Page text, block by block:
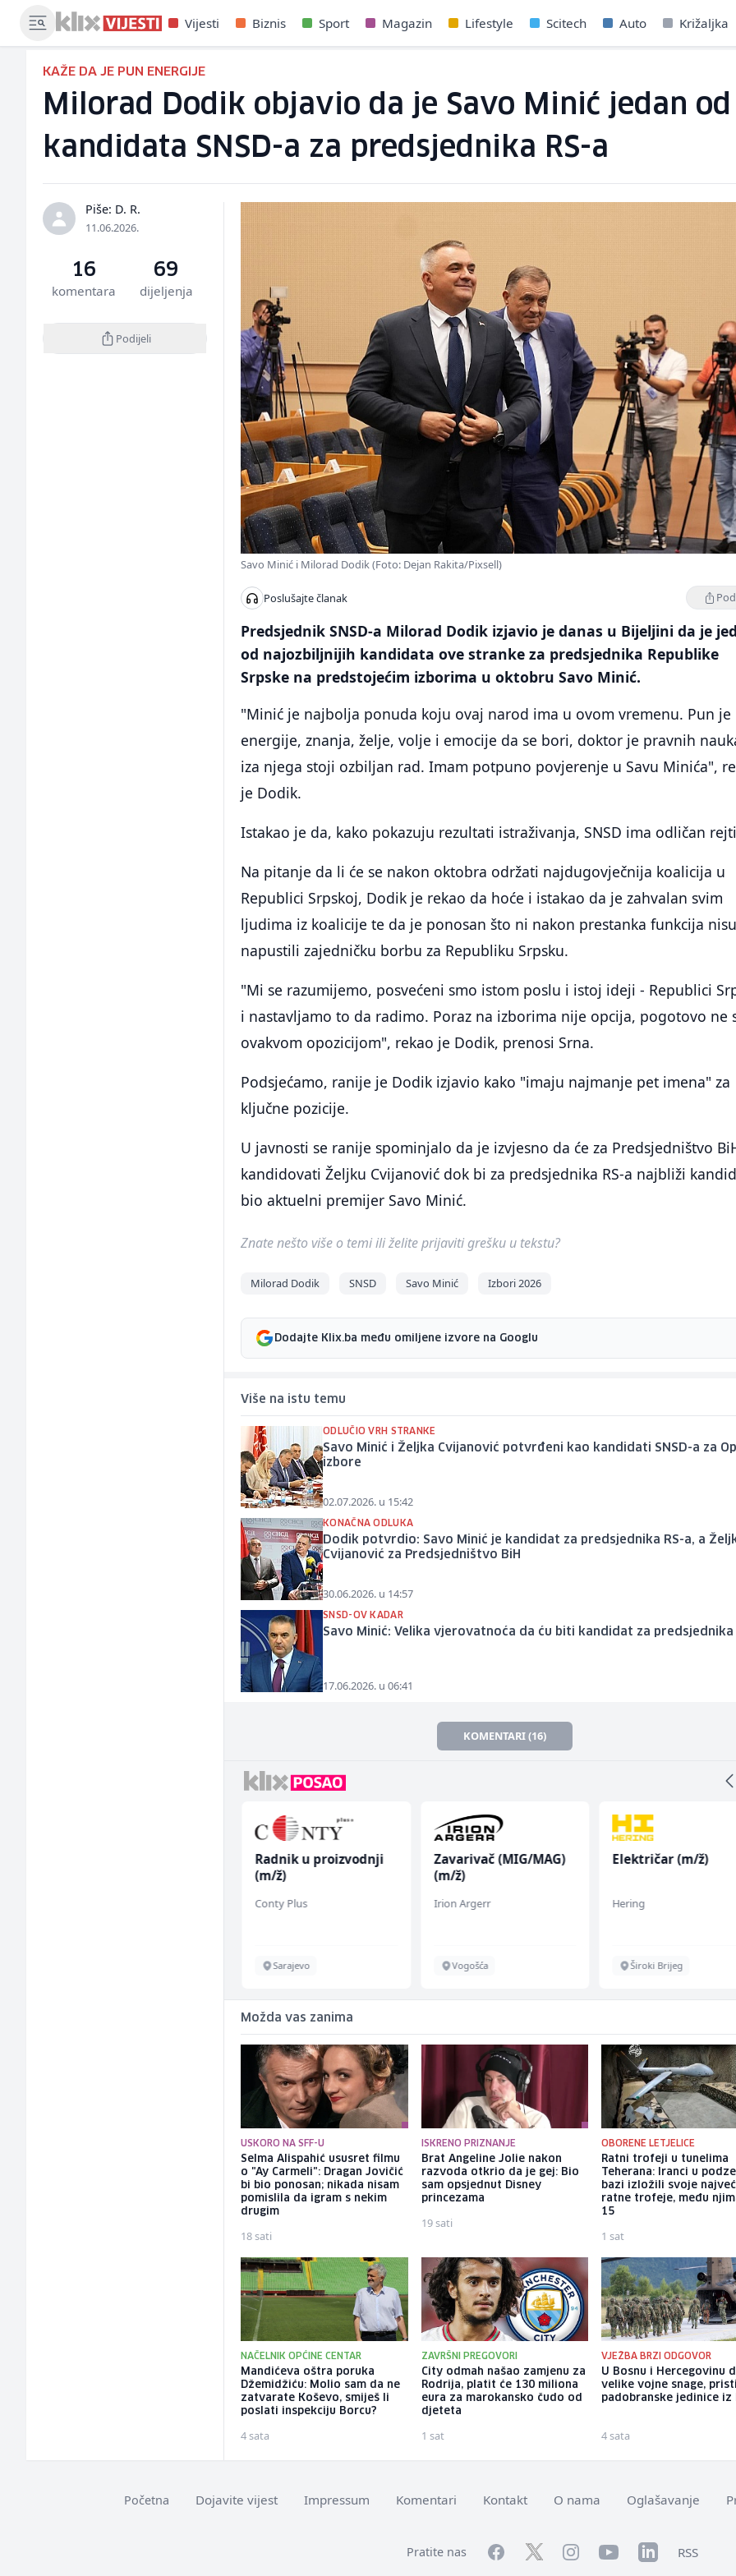
Vijesti Biznis Sport Magazin Lifestyle Scitech Auto Križaljka
KAŽE DA JE PUN ENERGIJE
Milorad Dodik objavio da je Savo Minić jedan
kandidata SNSD-a za predsjednika RS-a
Piše: D. R.
11.06.2026.
16
komentara
69
dijeljenja
Podijeli
Savo Minić i Milorad Dodik (Foto: Dejan Rakita/Pixsell)
Poslušajte članak
Predsjednik SNSD-a Milorad Dodik izjavio je danas u Bijeljini da je
od najozbiljnijih kandidata ove stranke za predsjednika Republike
Srpske na predstojećim izborima u oktobru Savo Minić.
"Minić je najbolja ponuda koju ovaj narod ima u ovom vremenu. Pun je
energije, znanja, želje, volje i emocije da se bori, doktor je pravnih
iza njega stoji ozbiljan rad. Imam potpuno povjerenje u Savu Minića",
je Dodik.
Istakao je da, kako pokazuju rezultati istraživanja, SNSD ima odličan
Na pitanje da li će se nakon oktobra održati najdugovječnija koalicija u
Republici Srpskoj, Dodik je rekao da hoće i istakao da je zahvalan svim
ljudima iz koalicije te da je ponosan što ni nakon prestanka funkcija nisu
napustili zajedničku borbu za Republiku Srpsku.
"Mi se razumijemo, posvećeni smo istom poslu i istoj ideji - Republici
i nastavljamo to da radimo. Poraz na izborima nije opcija, pogotovo ne
ovakvom opozicijom", rekao je Dodik, prenosi Srna.
Podsjećamo, ranije je Dodik izjavio kako "imaju najmanje pet imena" za
ključne pozicije.
U javnosti se ranije spominjalo da je izvjesno da će za Predsjedništvo
kandidovati Željku Cvijanović dok bi za predsjednika RS-a najbliži
bio aktuelni premijer Savo Minić.
Znate nešto više o temi ili želite prijaviti grešku u tekstu?
Milorad Dodik SNSD Savo Minić Izbori 2026
Dodajte Klix.ba među omiljene izvore na Googlu
Više na istu temu
ODLUČIO VRH STRANKE
Savo Minić i Željka Cvijanović potvrđeni kao kandidati SNSD-a za
izbore
02.07.2026. u 15:42
KONAČNA ODLUKA
Dodik potvrdio: Savo Minić je kandidat za predsjednika RS-a, a
Cvijanović za Predsjedništvo BiH
30.06.2026. u 14:57
SNSD-OV KADAR
Savo Minić: Velika vjerovatnoća da ću biti kandidat za predsjednika
17.06.2026. u 06:41
KOMENTARI (16)
Radnik u proizvodnji
(m/ž)
Conty Plus
Sarajevo
Zavarivač (MIG/MAG)
(m/ž)
Irion Argerr
Vogošća
Električar (m/ž)
Hering
Široki Brijeg
Možda vas zanima
USKORO NA SFF-U
Selma Alispahić ususret filmu
o "Ay Carmeli": Dragan Jovičić
bi bio ponosan; nikada nisam
pomislila da igram s nekim
drugim
18 sati
ISKRENO PRIZNANJE
Brat Angeline Jolie nakon
razvoda otkrio da je gej: Bio
sam opsjednut Disney
princezama
19 sati
OBORENE LETJELICE
Ratni trofeji u tunelima
Teherana: Iranci u
bazi izložili svoje
ratne trofeje, među
15
1 sat
NAČELNIK OPĆINE CENTAR
Mandićeva oštra poruka
Džemidžiću: Molio sam da ne
zatvarate Koševo, smiješ li
poslati inspekciju Borcu?
4 sata
ZAVRŠNI PREGOVORI
City odmah našao zamjenu za
Rodrija, platit će 130 miliona
eura za marokansko čudo od
djeteta
1 sat
VJEŽBA BRZI ODGOVOR
U Bosnu i Hercegovinu
velike vojne snage,
padobranske jedinice iz
4 sata
Početna Dojavite vijest Impressum Komentari Kontakt O nama Oglašavanje
Pratite nas FacebookTwitterInstagramYouTubeLinkedInRSS